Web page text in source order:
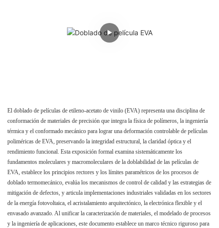
El doblado de películas de etileno-acetato de vinilo (EVA) representa una disciplina de
conformación de materiales de precisión que integra la física de polímeros, la ingeniería
térmica y el conformado mecánico para lograr una deformación controlable de películas
poliméricas de EVA, preservando la integridad estructural, la claridad óptica y el
rendimiento funcional. Esta exposición formal examina sistemáticamente los
fundamentos moleculares y macromoleculares de la doblabilidad de las películas de
EVA, establece los principios rectores y los límites paramétricos de los procesos de
doblado termomecánico, evalúa los mecanismos de control de calidad y las estrategias de
mitigación de defectos, y articula implementaciones industriales validadas en los sectores
de la energía fotovoltaica, el acristalamiento arquitectónico, la electrónica flexible y el
envasado avanzado. Al unificar la caracterización de materiales, el modelado de procesos
y la ingeniería de aplicaciones, este documento establece un marco técnico riguroso para